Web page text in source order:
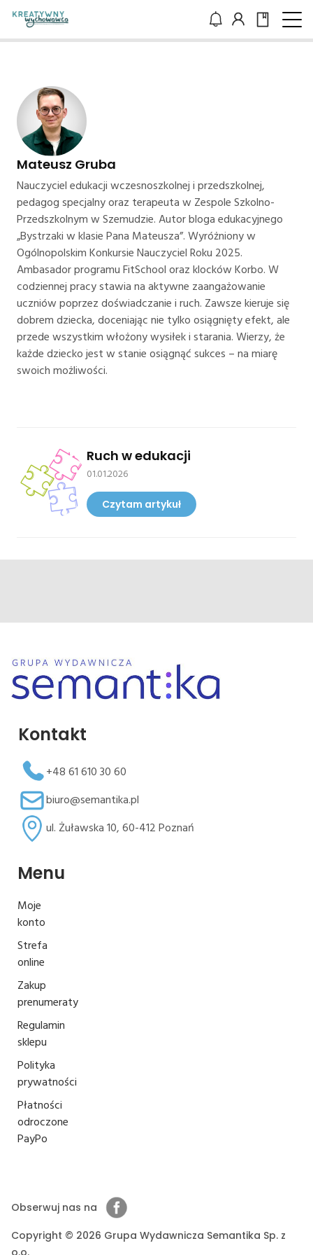
Mateusz Gruba
Nauczyciel edukacji wczesnoszkolnej i przedszkolnej,
pedagog specjalny oraz terapeuta w Zespole Szkolno-
Przedszkolnym w Szemudzie. Autor bloga edukacyjnego
„Bystrzaki w klasie Pana Mateusza”. Wyróżniony w
Ogólnopolskim Konkursie Nauczyciel Roku 2025.
Ambasador programu FitSchool oraz klocków Korbo. W
codziennej pracy stawia na aktywne zaangażowanie
uczniów poprzez doświadczanie i ruch. Zawsze kieruje się
dobrem dziecka, doceniając nie tylko osiągnięty efekt, ale
przede wszystkim włożony wysiłek i starania. Wierzy, że
każde dziecko jest w stanie osiągnąć sukces – na miarę
swoich możliwości.
Ruch w edukacji
01.01.2026
Czytam artykuł
Kontakt
+48 61 610 30 60
biuro@semantika.pl
ul. Żuławska 10, 60-412 Poznań
Menu
Moje
konto
Strefa
online
Zakup
prenumeraty
Regulamin
sklepu
Polityka
prywatności
Płatności
odroczone
PayPo
Obserwuj nas na
Copyright © 2026 Grupa Wydawnicza Semantika Sp. z